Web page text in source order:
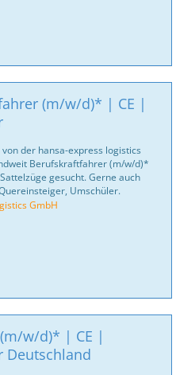
(m/w/d)* | CE |
der hansa-express logistics
Berufskraftfahrer (m/w/d)*
gesucht. Gerne auch
Umschüler.
GmbH
w/d)* | CE |
Deutschland